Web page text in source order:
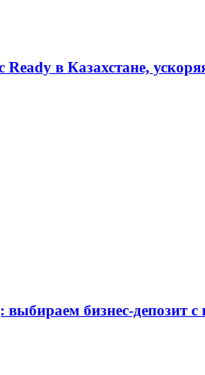
в Казахстане,
бизнес-депозит с